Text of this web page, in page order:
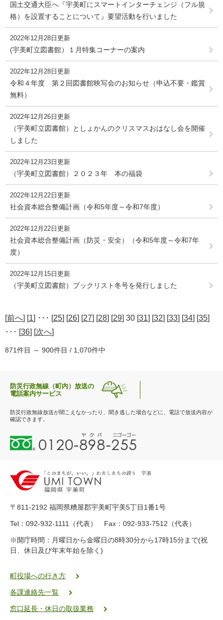
国土交通大臣へ『宇美町にスマートインターチェンジ（フル規
格）を設置することについて』要望活動を行いました
2022年12月28日更新
(宇美町立図書館）１月特集コーナーの案内
2022年12月28日更新
令和４年度 第２回図書館映写会のお知らせ（申込不要・鑑賞
無料）
2022年12月26日更新
（宇美町立図書館）としょかんのクリスマスおはなし会を開催
しました
2022年12月23日更新
（宇美町立図書館）２０２３年 本の福袋
2022年12月22日更新
社会資本総合整備計画（令和5年度～令和7年度）
2022年12月22日更新
社会資本総合整備計画（防災・安全）（令和5年度～令和7年
度）
2022年12月15日更新
（宇美町立図書館）ブックリスト冬号を発行しました
[前へ] [1] ･･･ [25] [26] [27] [28] [29] 30 [31] [32] [33] [34] [35]
･･･ [36] [次へ]
871件目 ～ 900件目 / 1,070件中
防災行政無線（町内）放送の
電話案内サービス
防災行政無線放送が聞こえなかったり、聞き逃した場合などに、電話で放送内容が
確認できます。
0
1
-
8
-
5
5
ク
二
ゴ
〒811-2192 福岡県糟屋郡宇美町宇美5丁目1番1号
Tel：092-932-1111（代表） Fax：092-933-7512（代表）
※開庁時間：月曜日から金曜日の8時30分から17時15分まで(祝
日、休日及び年末年始を除く)
町役場への行き方
各課連絡先一覧
窓口延長・休日の取扱業務